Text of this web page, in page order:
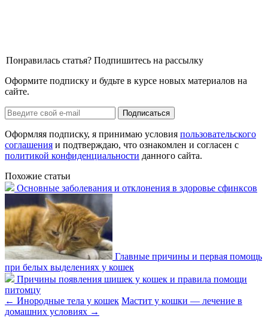
Понравилась статья? Подпишитесь на рассылку
Оформите подписку и будьте в курсе новых материалов на
сайте.
Оформляя подписку, я принимаю условия пользовательского
соглашения и подтверждаю, что ознакомлен и согласен с
политикой конфиденциальности данного сайта.
Похожие статьи
Основные заболевания и отклонения в здоровье сфинксов
Главные причины и первая помощь
при белых выделениях у кошек
Причины появления шишек у кошек и правила помощи
питомцу
← Инородные тела у кошек Мастит у кошки — лечение в
домашних условиях →